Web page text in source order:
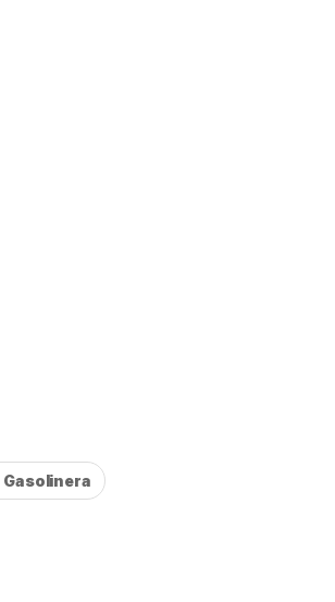
Gasolinera